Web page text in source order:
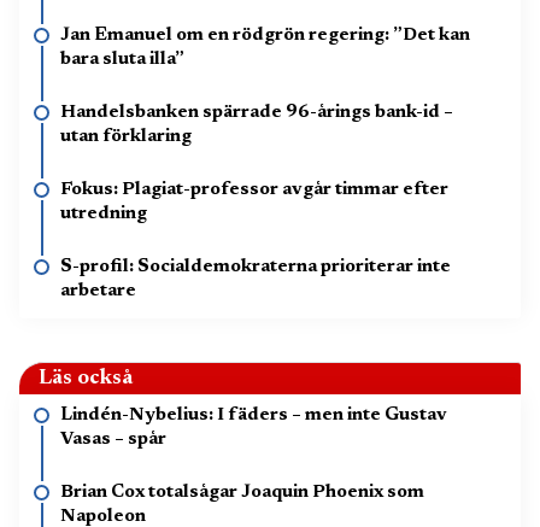
Jan Emanuel om en rödgrön regering: ”Det kan
bara sluta illa”
Handelsbanken spärrade 96-årings bank-id –
utan förklaring
Fokus: Plagiat-professor avgår timmar efter
utredning
S-profil: Socialdemokraterna prioriterar inte
arbetare
Läs också
Lindén-Nybelius: I fäders – men inte Gustav
Vasas – spår
Brian Cox totalsågar Joaquin Phoenix som
Napoleon